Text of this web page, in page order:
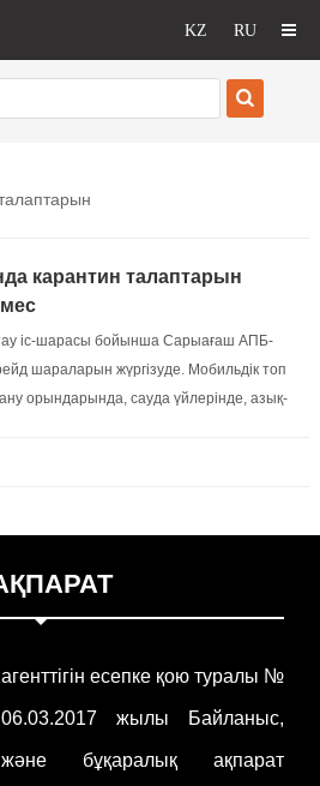
карантин талаптарын
іс-шарасы бойынша Сарыағаш АПБ-
шараларын жүргізуде. Мобильдік топ
орындарында, сауда үйлерінде, азық-
есепке қою туралы №
06.03.2017 жылы Байланыс,
және бұқаралық ақпарат